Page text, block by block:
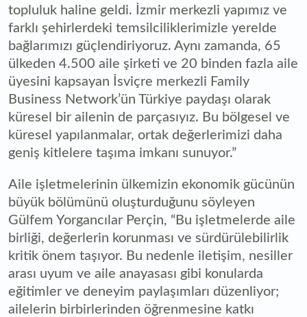
topluluk haline geldi. İzmir merkezli yapımız ve
farklı şehirlerdeki temsilciliklerimizle yerelde
bağlarımızı güçlendiriyoruz. Aynı zamanda, 65
ülkeden 4.500 aile şirketi ve 20 binden fazla aile
üyesini kapsayan İsviçre merkezli Family
Business Network’ün Türkiye paydaşı olarak
küresel bir ailenin de parçasıyız. Bu bölgesel ve
küresel yapılanmalar, ortak değerlerimizi daha
geniş kitlelere taşıma imkanı sunuyor.”
Aile işletmelerinin ülkemizin ekonomik gücünün
büyük bölümünü oluşturduğunu söyleyen
Gülfem Yorgancılar Perçin, “Bu işletmelerde aile
birliği, değerlerin korunması ve sürdürülebilirlik
kritik önem taşıyor. Bu nedenle iletişim, nesiller
arası uyum ve aile anayasası gibi konularda
eğitimler ve deneyim paylaşımları düzenliyor;
ailelerin birbirlerinden öğrenmesine katkı